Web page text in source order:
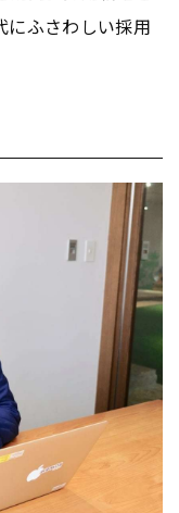
にふさわしい採用